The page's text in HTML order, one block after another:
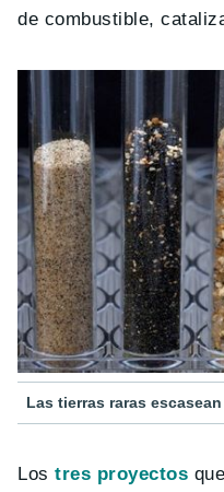
de combustible,
Las tierras raras
Lostres proyectos